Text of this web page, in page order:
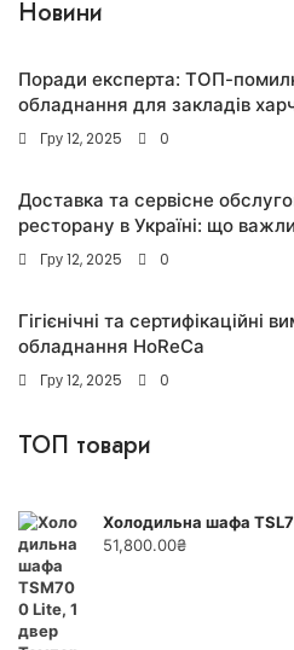
Новини
Поради експерта: ТОП-
обладнання для закладів
Гру 12, 2025 0
Доставка та сервісне
ресторану в Україні: що
Гру 12, 2025 0
Гігієнічні та сертифікаційні
обладнання HoReCa
Гру 12, 2025 0
ТОП товари
Холодильна шафа
51,800.00₴